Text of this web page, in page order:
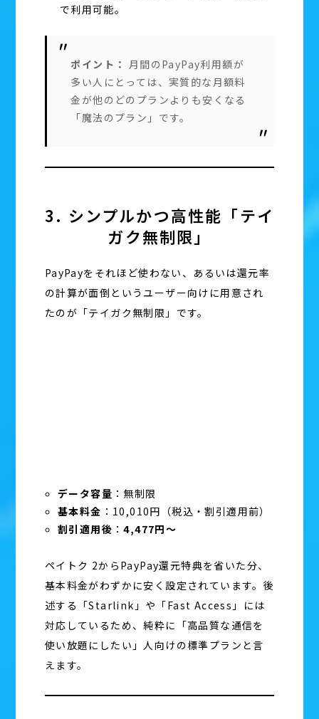
で利用可能。
ポイント： 月間のPayPay利用額が
多い人にとっては、実質的な月額料
金が他のどのプランよりも安くなる
「魔法のプラン」です。
3. シンプルかつ高性能「テイ
ガク無制限」
PayPayをそれほど使わない、あるいは還元率
の計算が面倒というユーザー向けに用意され
たのが「テイガク無制限」です。
データ容量 ：無制限
基本料金 ：10,010円（税込・割引適用前）
割引適用後 ：4,477円〜
ペイトク 2からPayPay還元特典を省いた分、
基本料金がわずかに安く設定されています。後
述する「Starlink」や「Fast Access」には
対応しているため、純粋に「高品質な通信を
使い放題にしたい」人向けの標準プランと言
えます。